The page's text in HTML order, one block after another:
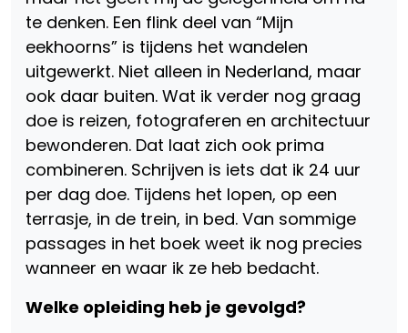
te denken. Een flink deel van “Mijn
eekhoorns” is tijdens het wandelen
uitgewerkt. Niet alleen in Nederland, maar
ook daar buiten. Wat ik verder nog graag
doe is reizen, fotograferen en architectuur
bewonderen. Dat laat zich ook prima
combineren. Schrijven is iets dat ik 24 uur
per dag doe. Tijdens het lopen, op een
terrasje, in de trein, in bed. Van sommige
passages in het boek weet ik nog precies
wanneer en waar ik ze heb bedacht.
Welke opleiding heb je gevolgd?